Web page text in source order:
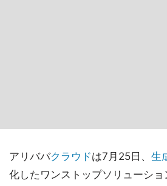
アリババクラウドは7月25日、 生
化したワンストップソリューシ